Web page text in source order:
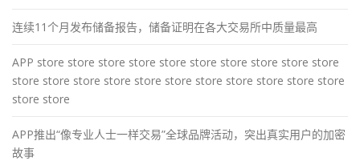
连续11个月发布储备报告，储备证明在各大交易所中质量最高
APP store store store store store store store store store store
store store store store store store store store store store store
store store
APP推出“像专业人士一样交易”全球品牌活动，突出真实用户的加密
故事